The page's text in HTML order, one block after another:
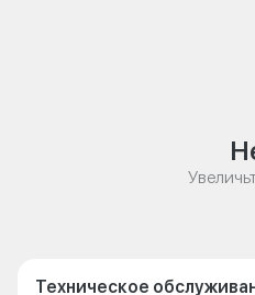
Техническое